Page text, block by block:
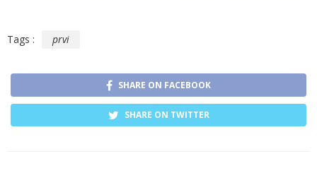
Tags : prvi
SHARE ON FACEBOOK
SHARE ON TWITTER